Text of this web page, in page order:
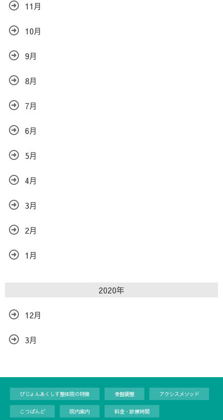
11月
10月
9月
8月
7月
6月
5月
4月
3月
2月
1月
2020年
12月
3月
ぴじょんあくしす整体院の特徴 骨盤調整 アクシスメソッド
こつばんど 院内案内 料金・診療時間